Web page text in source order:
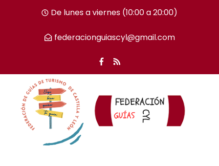
tecla
De lunes a viernes (10:00 a 20:00)
federacionguiascyl@gmail.com